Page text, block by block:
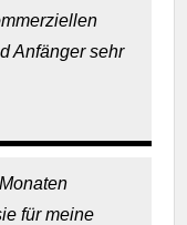
Anfänger sehr
für meine